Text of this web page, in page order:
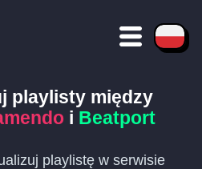
playlisty między
i Beatport
playlistę w serwisie